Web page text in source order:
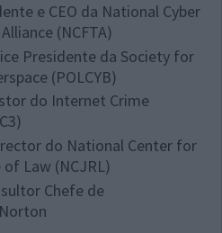
e CEO da National Cyber
(NCFTA)
Presidente da Society for
(POLCYB)
do Internet Crime
do National Center for
Law (NCJRL)
Chefe de